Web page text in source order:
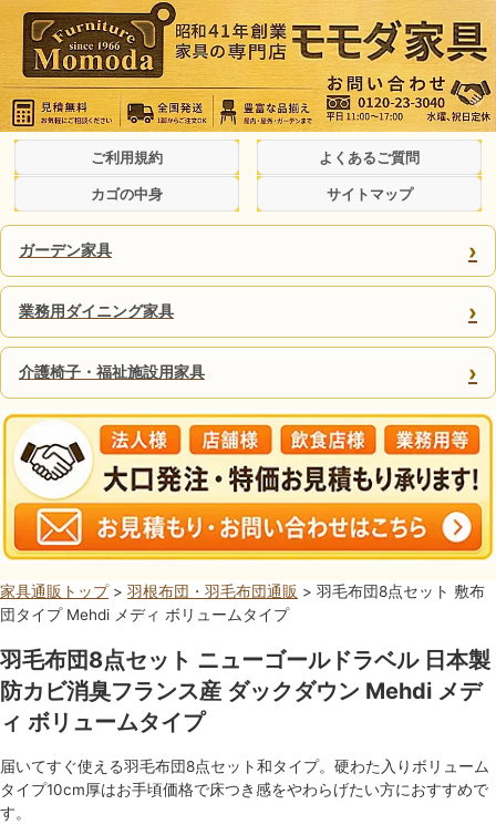
ご利用規約 よくあるご質問
カゴの中身 サイトマップ
ガーデン家具 ›
業務用ダイニング家具 ›
介護椅子・福祉施設用家具 ›
家具通販トップ> 羽根布団・羽毛布団通販 > 羽毛布団8点セット 敷布
団タイプ Mehdi メディ ボリュームタイプ
羽毛布団8点セット ニューゴールドラベル 日本製
防カビ消臭フランス産 ダックダウン Mehdi メデ
ィ ボリュームタイプ
届いてすぐ使える羽毛布団8点セット和タイプ。硬わた入りボリューム
タイプ10cm厚はお手頃価格で床つき感をやわらげたい方におすすめで
す。